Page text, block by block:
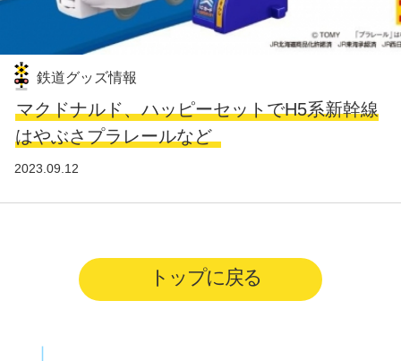
鉄道グッズ情報
マクドナルド、ハッピーセットでH5系新幹線
はやぶさプラレールなど
2023.09.12
トップに戻る